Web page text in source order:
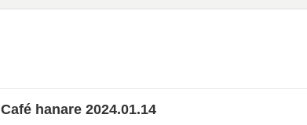
Café hanare 2024.01.14